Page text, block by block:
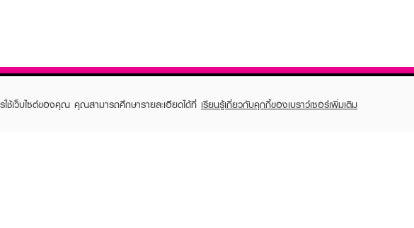
ช้เว็บไซต์ของคุณ คุณสามารถศึกษารายละเอียดได้ที่ เรียนรู้เกี่ยวกับคุกกี้ของเบราว์เซอร์เพิ่มเติม